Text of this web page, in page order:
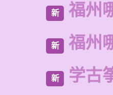
新 福州
新 福州
新 学古